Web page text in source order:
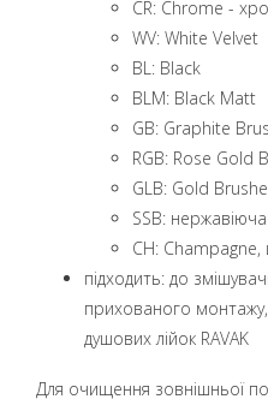
CR: Chrome -
WV: White Velvet
BL: Black
BLM: Black Matt
GB: Graphite
RGB: Rose Gold
GLB: Gold
SSB:
CH:
підходить: до
прихованого
душових лійок RAVAK
Для очищення зовнішньої